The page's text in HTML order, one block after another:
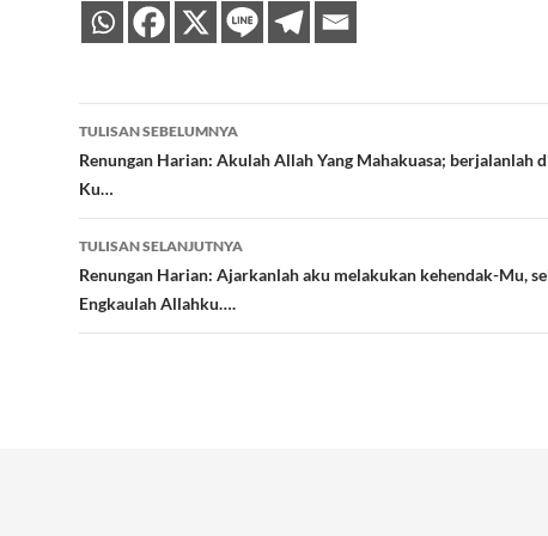
Navigasi
Tulisan
TULISAN SEBELUMNYA
Renungan Harian: Akulah Allah Yang Mahakuasa; berjalanlah
Ku…
TULISAN SELANJUTNYA
Renungan Harian: Ajarkanlah aku melakukan kehendak-Mu,
Engkaulah Allahku….